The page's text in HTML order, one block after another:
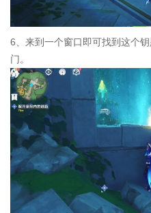
6、来到一个窗口即可找到这个
门。